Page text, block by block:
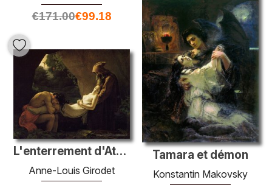
€171.00€99.18
Tamara et démon
Konstantin Makovsky
L'enterrement d'Atala
Anne-Louis Girodet